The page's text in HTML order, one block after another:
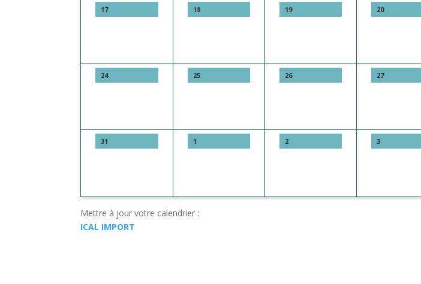
17 18 19 20
24 25 26 27
31 1 2 3
Mettre à jour votre calendrier :
ICAL IMPORT